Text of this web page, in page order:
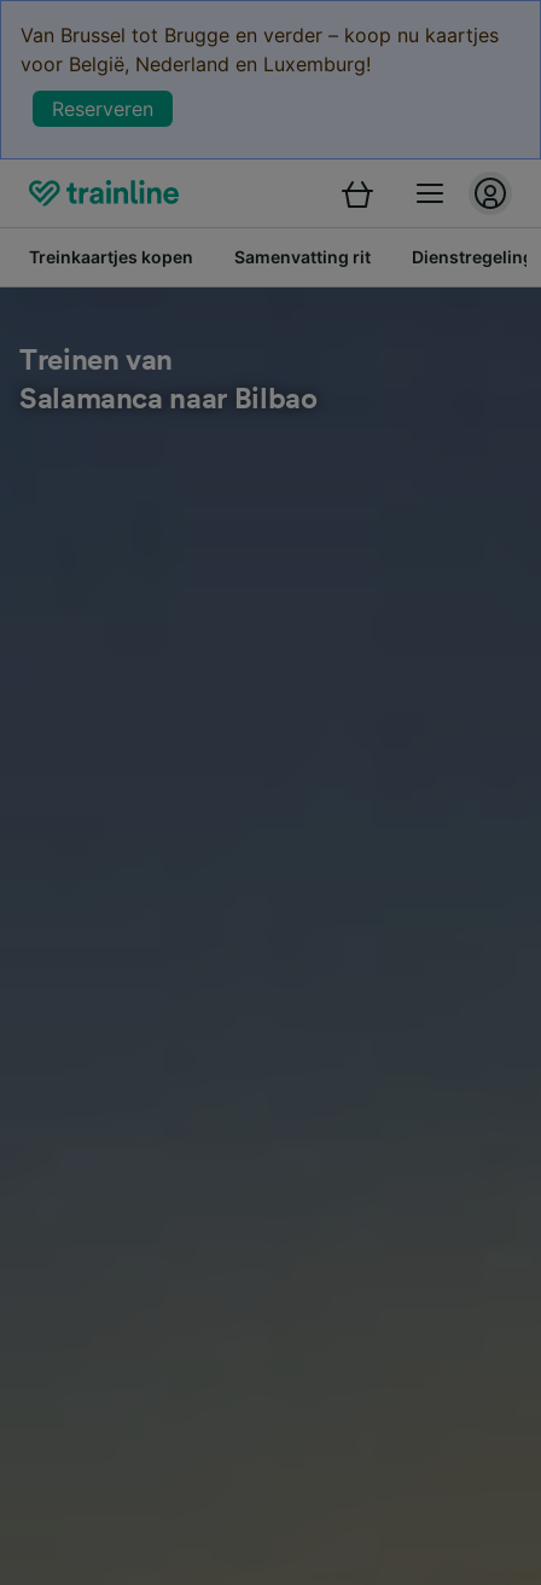
Van Brussel tot Brugge en verder – koop nu kaartjes
voor België, Nederland en Luxemburg!
Reserveren
Treinkaartjes kopen Samenvatting rit Dienstregeling
Treinen van
Salamanca naar Bilbao